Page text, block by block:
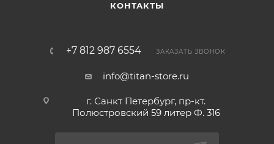
КОНТАКТЫ
+7 812 987 6554 ЗАКАЗАТЬ ЗВОНОК
info@titan-store.ru
г. Санкт Петербург, пр-кт.
Полюстровский 59 литер Ф. 316